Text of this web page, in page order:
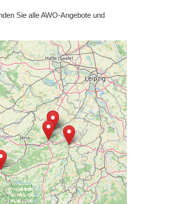
Sie alle AWO-Angebote und